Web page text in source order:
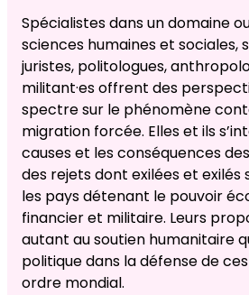
Spécialistes dans un domaine
sciences humaines et sociales,
juristes, politologues,
militant·es offrent des
spectre sur le phénomène
migration forcée. Elles et ils
causes et les conséquences
des rejets dont exilées et exilés
les pays détenant le pouvoir
financier et militaire. Leurs
autant au soutien humanitaire
politique dans la défense de
ordre mondial.